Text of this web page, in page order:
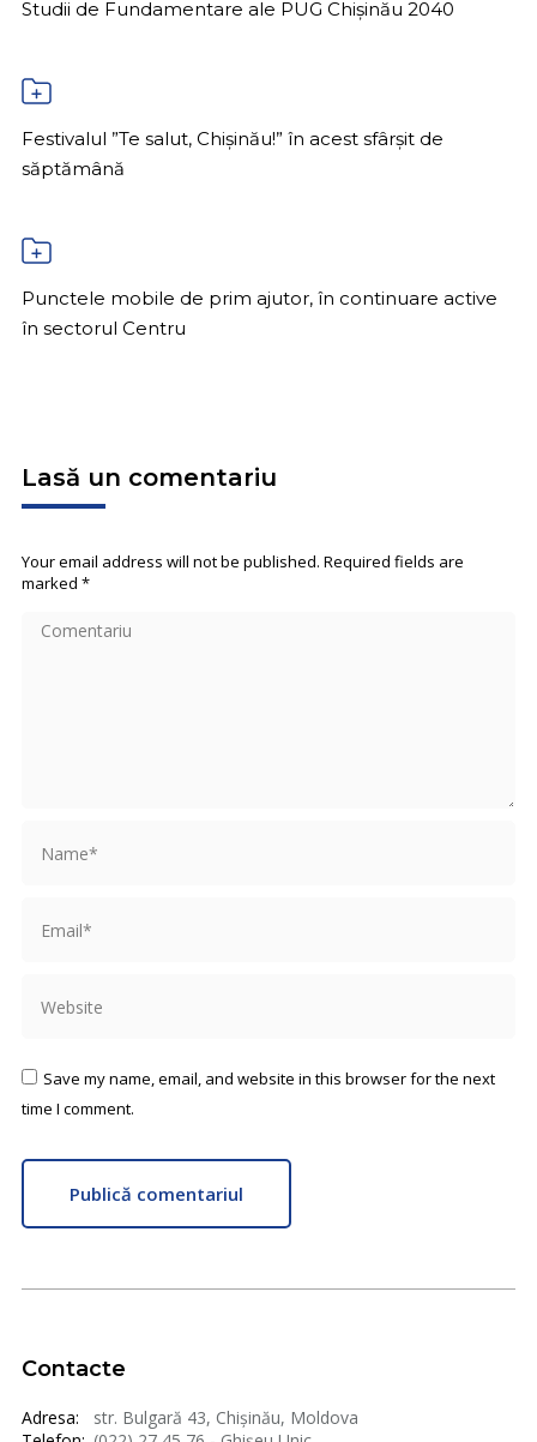
Studii de Fundamentare ale PUG Chișinău 2040
Festivalul ”Te salut, Chișinău!” în acest sfârșit de
săptămână
Punctele mobile de prim ajutor, în continuare active
în sectorul Centru
Lasă un comentariu
Your email address will not be published. Required fields are
marked *
Comentariu
Save my name, email, and website in this browser for the next
time I comment.
Publică comentariul
Contacte
Adresa:
str. Bulgară 43, Chișinău, Moldova